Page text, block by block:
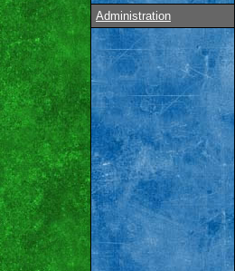
Administration